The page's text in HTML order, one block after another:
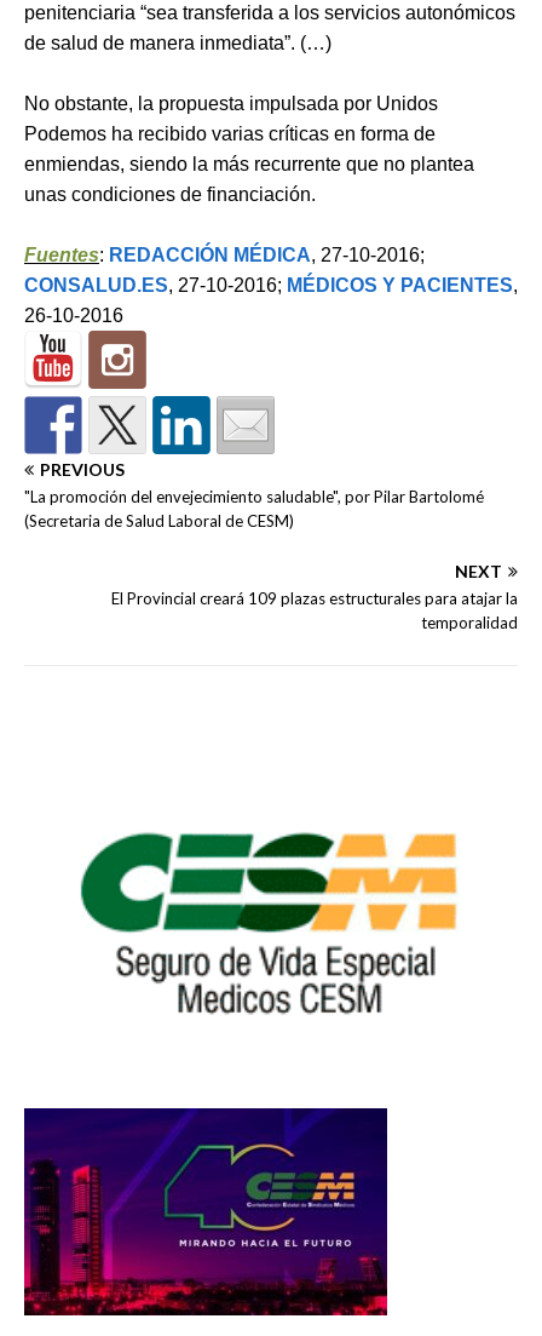
penitenciaria “sea transferida a los servicios autonómicos
de salud de manera inmediata”. (…)
No obstante, la propuesta impulsada por Unidos
Podemos ha recibido varias críticas en forma de
enmiendas, siendo la más recurrente que no plantea
unas condiciones de financiación.
Fuentes: REDACCIÓN MÉDICA, 27-10-2016;
CONSALUD.ES, 27-10-2016; MÉDICOS Y PACIENTES,
26-10-2016
PREVIOUS
"La promoción del envejecimiento saludable", por Pilar Bartolomé
(Secretaria de Salud Laboral de CESM)
NEXT
El Provincial creará 109 plazas estructurales para atajar la
temporalidad